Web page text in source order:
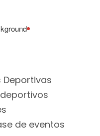
Deportivas
de eventos